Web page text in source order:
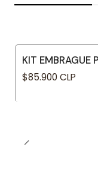
KIT EMBRAGUE
$85.900 CLP